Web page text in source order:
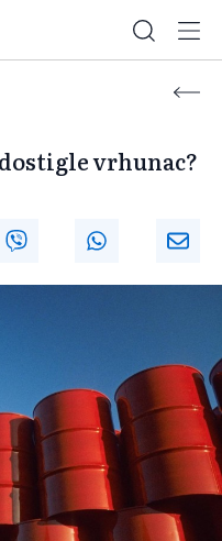
vrhunac?